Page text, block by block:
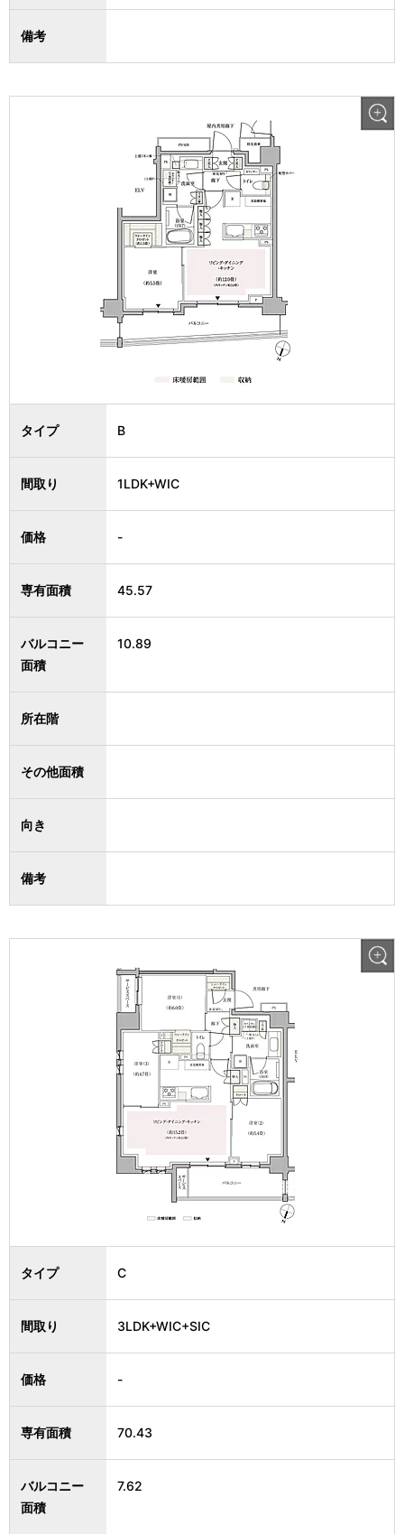
備考
タイプ B
間取り 1LDK+WIC
価格 -
専有面積 45.57
バルコニー
面積
10.89
所在階
その他面積
向き
備考
タイプ C
間取り 3LDK+WIC+SIC
価格 -
専有面積 70.43
バルコニー
面積
7.62